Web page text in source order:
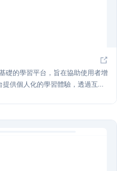
礎的學習平台，旨在協助使用者增
供個人化的學習體驗，透過互動
求。Skolar AI 使用人工智慧技
造更有效率、更個人化的學習環
習成果。Skolar AI 提供個人